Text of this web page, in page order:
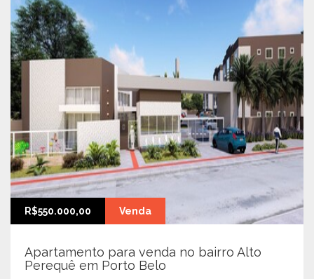
R$550.000,00 Venda
Apartamento para venda no bairro Alto
Perequê em Porto Belo